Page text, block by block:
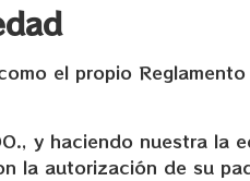
el propio
y haciendo nuestra
la autorización de su